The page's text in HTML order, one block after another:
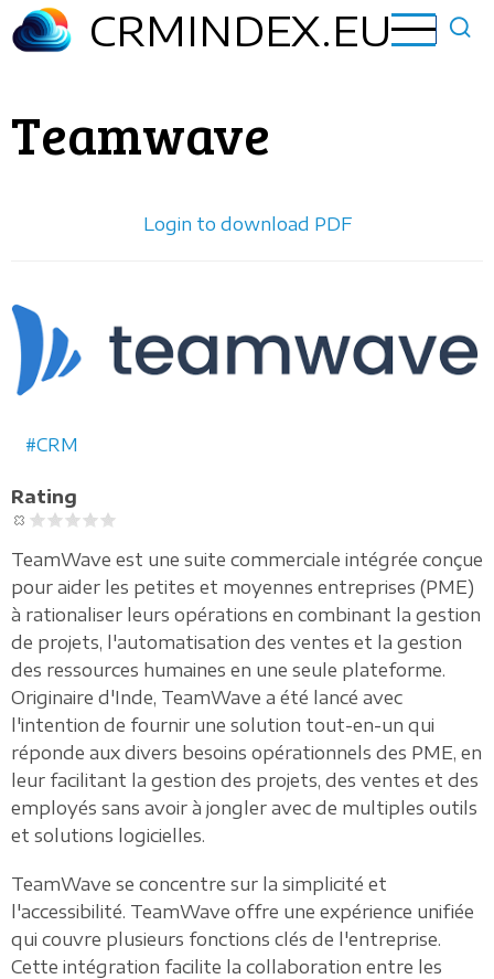
Aller
au
CRMINDEX.EU
Teamwave
Login to download PDF
Horizontal
logo
CRM
Rating
TeamWave est une suite commerciale intégrée conçue
pour aider les petites et moyennes entreprises (PME)
à rationaliser leurs opérations en combinant la gestion
de projets, l'automatisation des ventes et la gestion
des ressources humaines en une seule plateforme.
Originaire d'Inde, TeamWave a été lancé avec
l'intention de fournir une solution tout-en-un qui
réponde aux divers besoins opérationnels des PME, en
leur facilitant la gestion des projets, des ventes et des
employés sans avoir à jongler avec de multiples outils
et solutions logicielles.
TeamWave se concentre sur la simplicité et
l'accessibilité. TeamWave offre une expérience unifiée
qui couvre plusieurs fonctions clés de l'entreprise.
Cette intégration facilite la collaboration entre les